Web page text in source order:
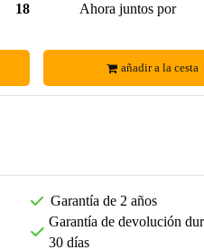
184,00 €
Ahora juntos por
añadir a la cesta
Garantía de 2 años
Garantía de devolución
30 días